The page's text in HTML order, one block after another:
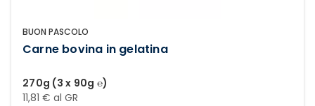
BUON PASCOLO
Carne bovina in gelatina
270g (3 x 90g ℮)
11,81 € al GR